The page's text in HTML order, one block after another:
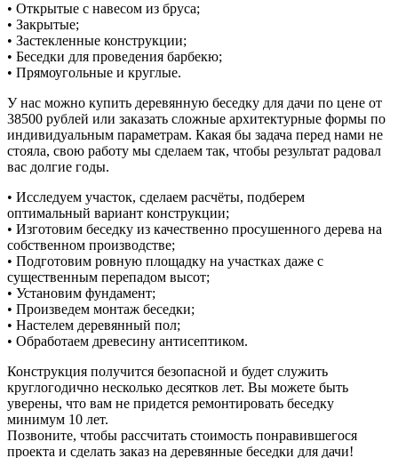
• Открытые c навесом из бруса;
• Закрытые;
• Застекленные конструкции;
• Беседки для проведения барбекю;
• Прямоугольные и круглые.
У нас можно купить деревянную беседку для дачи по цене от
38500 рублей или заказать сложные архитектурные формы по
индивидуальным параметрам. Какая бы задача перед нами не
стояла, свою работу мы сделаем так, чтобы результат радовал
вас долгие годы.
• Исследуем участок, сделаем расчёты, подберем
оптимальный вариант конструкции;
• Изготовим беседку из качественно просушенного дерева на
собственном производстве;
• Подготовим ровную площадку на участках даже с
существенным перепадом высот;
• Установим фундамент;
• Произведем монтаж беседки;
• Настелем деревянный пол;
• Обработаем древесину антисептиком.
Конструкция получится безопасной и будет служить
круглогодично несколько десятков лет. Вы можете быть
уверены, что вам не придется ремонтировать беседку
минимум 10 лет.
Позвоните, чтобы рассчитать стоимость понравившегося
проекта и сделать заказ на деревянные беседки для дачи!